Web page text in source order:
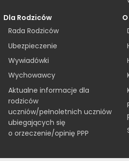
Dla Rodziców
Rada Rodziców
Ubezpieczenie
Wywiadówki
Wychowawcy
Aktualne informacje dla
rodziców
uczniów/pełnoletnich uczniów
ubiegających się
o orzeczenie/opinię PPP